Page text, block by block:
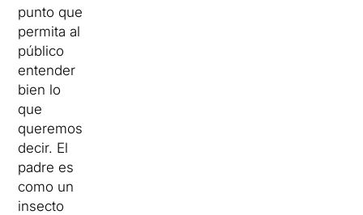
punto que
permita al
público
entender
bien lo
que
queremos
decir. El
padre es
como un
insecto